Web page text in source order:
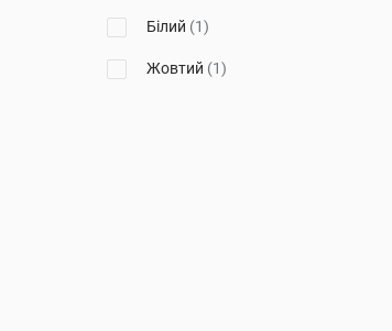
Білий (1)
Жовтий (1)